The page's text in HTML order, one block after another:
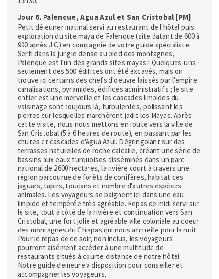
Jour 6. Palenque, Agua Azul et San Cristobal [PM]
Petit déjeuner matinal servi au restaurant de l'hôtel puis
exploration du site maya de Palenque (site datant de 600 à
900 après J.C) en compagnie de votre guide spécialiste.
Serti dans la jungle dense au pied des montagnes,
Palenque est l'un des grands sites mayas ! Quelques-uns
seulement des 500 édifices ont été excavés, mais on
trouve ici certains des chefs d'oeuvre laissés par l'empire :
canalisations, pyramides, édifices administratifs ; le site
entier est une merveille et les cascades limpides du
voisinage sont toujours là, turbulentes, polissant les
pierres sur lesquelles marchèrent jadis les Mayas. Après
cette visite, nous nous mettons en route vers la ville de
San Cristobal (5 à 6 heures de route), en passant par les
chutes et cascades d'Agua Azul. Dégringolant sur des
terrasses naturelles de roche calcaire, créant une série de
bassins aux eaux turquoises disséminés dans un parc
national de 2600 hectares, la rivière court à travers une
région parcourue de forêts de conifères, habitat des
jaguars, tapirs, toucans et nombre d'autres espèces
animales. Les voyageurs se baignent ici dans une eau
limpide et tempérée très agréable. Repas de midi servi sur
le site, tout à côté de la rivière et continuation vers San
Cristobal, une fort jolie et agréable ville coloniale au coeur
des montagnes du Chiapas qui nous accueille pour la nuit.
Pour le repas de ce soir, non inclus, les voyageurs
pourront aisément accéder à une multitude de
restaurants situés à courte distance de notre hôtel.
Notre guide demeure à disposition pour conseiller et
accompagner les voyageurs.